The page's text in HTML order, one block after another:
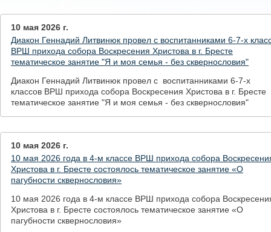
10 мая 2026 г.
Диакон Геннадий Литвинюк провел с воспитанниками 6-7-х
ВРШ прихода собора Воскресения Христова в г. Бресте
тематическое занятие "Я и моя семья - без сквернословия"
Диакон Геннадий Литвинюк провел с воспитанниками 6-7-х
классов ВРШ прихода собора Воскресения Христова в г. Бресте
тематическое занятие "Я и моя семья - без сквернословия"
10 мая 2026 г.
10 мая 2026 года в 4-м классе ВРШ прихода собора
Христова в г. Бресте состоялось тематическое занятие «О
пагубности сквернословия»
10 мая 2026 года в 4-м классе ВРШ прихода собора
Христова в г. Бресте состоялось тематическое занятие «О
пагубности сквернословия»